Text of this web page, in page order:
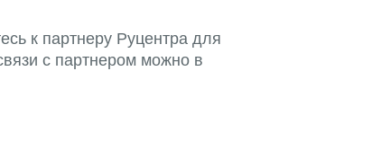
к партнеру Руцентра для
с партнером можно в